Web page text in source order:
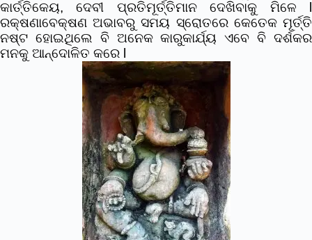
କାର୍ତ୍ତିକେୟ, ଦେବୀ ପ୍ରତିମୂର୍ତ୍ତିମାନ ଦେଖିବାକୁ ମିଳେ l
ରକ୍ଷଣାବେକ୍ଷଣ ଅଭାବରୁ ସମୟ ସ୍ରୋତରେ କେତେକ ମୂର୍ତ୍ତି
ନଷ୍ଟ ହୋଇଥିଲେ ବି ଅନେକ କାରୁକାର୍ଯ୍ୟ ଏବେ ବି ଦର୍ଶକର
ମନକୁ ଆନ୍ଦୋଳିତ କରେ l